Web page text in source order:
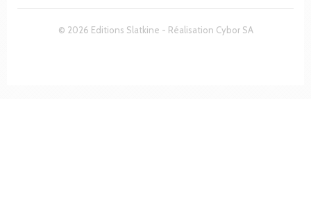
© 2026 Editions Slatkine - Réalisation Cybor SA